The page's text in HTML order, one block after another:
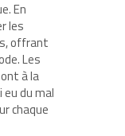
En
les
offrant
Les
à la
du mal
chaque